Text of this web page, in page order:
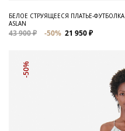
БЕЛОЕ СТРУЯЩЕЕСЯ ПЛАТЬЕ-ФУТБОЛКА
ASLAN
43 900 ₽ -50% 21 950 ₽
-50%